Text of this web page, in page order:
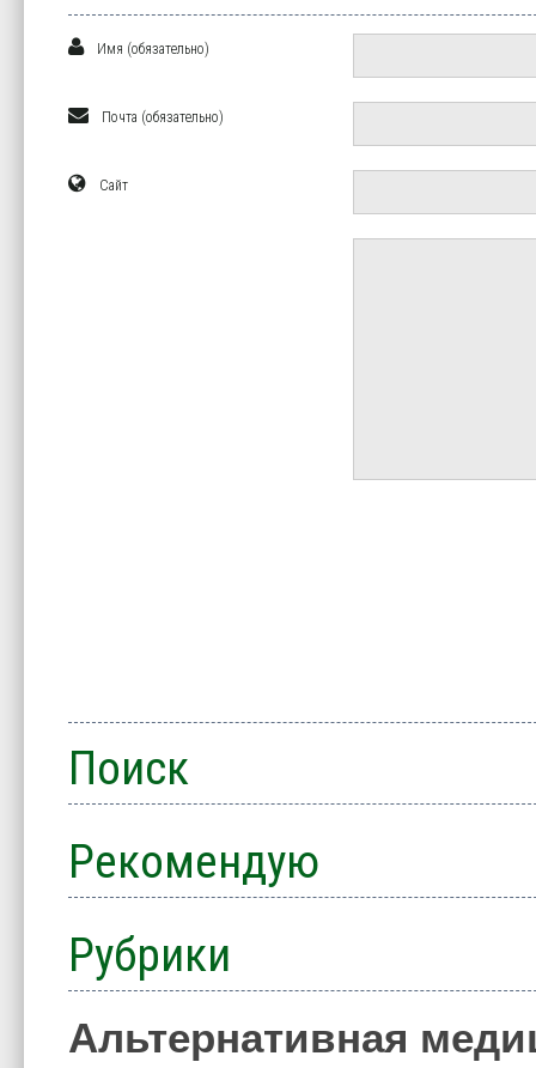
Имя (обязательно)
Почта (обязательно)
Сайт
Поиск
Рекомендую
Рубрики
Альтернативная